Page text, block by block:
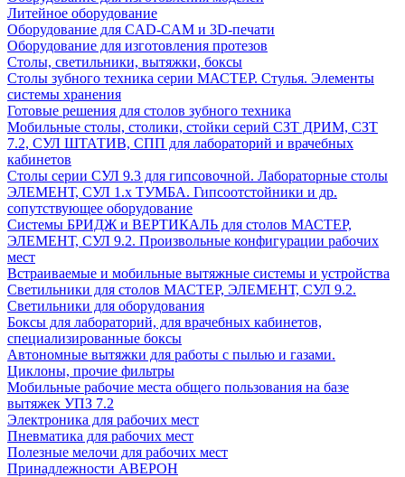
Литейное оборудование
Оборудование для CAD-CAM и 3D-печати
Оборудование для изготовления протезов
Cтолы, светильники, вытяжки, боксы
Столы зубного техника серии МАСТЕР. Стулья. Элементы
системы хранения
Готовые решения для столов зубного техника
Мобильные столы, столики, стойки серий СЗТ ДРИМ, СЗТ
7.2, СУЛ ШТАТИВ, СПП для лабораторий и врачебных
кабинетов
Столы серии СУЛ 9.3 для гипсовочной. Лабораторные столы
ЭЛЕМЕНТ, СУЛ 1.х ТУМБА. Гипсоотстойники и др.
сопутствующее оборудование
Системы БРИДЖ и ВЕРТИКАЛЬ для столов МАСТЕР,
ЭЛЕМЕНТ, СУЛ 9.2. Произвольные конфигурации рабочих
мест
Встраиваемые и мобильные вытяжные системы и устройства
Светильники для столов МАСТЕР, ЭЛЕМЕНТ, СУЛ 9.2.
Светильники для оборудования
Боксы для лабораторий, для врачебных кабинетов,
специализированные боксы
Автономные вытяжки для работы с пылью и газами.
Циклоны, прочие фильтры
Мобильные рабочие места общего пользования на базе
вытяжек УПЗ 7.2
Электроника для рабочих мест
Пневматика для рабочих мест
Полезные мелочи для рабочих мест
Принадлежности АВЕРОН